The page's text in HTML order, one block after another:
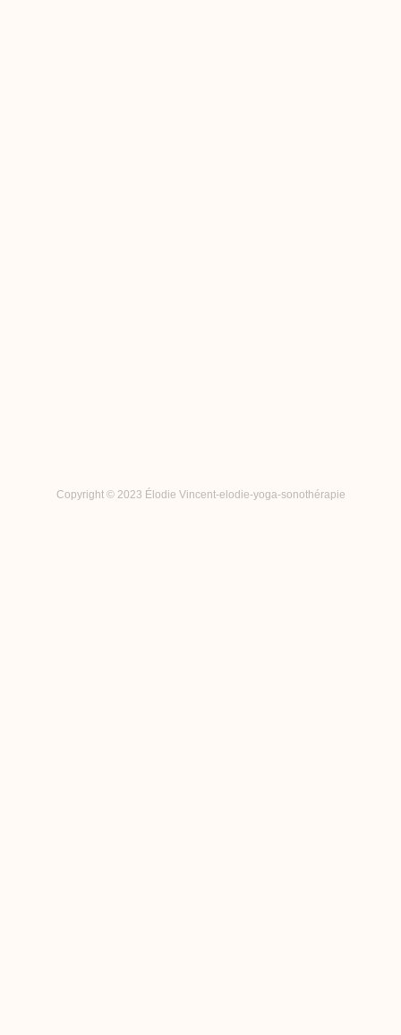
Copyright © 2023 Élodie Vincent-elodie-yoga-sonothérapie